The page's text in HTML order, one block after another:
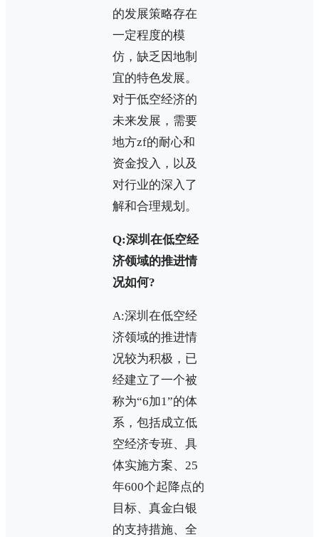
的发展策略存在
一定程度的模
仿，缺乏因地制
宜的特色发展。
对于低空经济的
未来发展，需要
地方zf的耐心和
资金投入，以及
对行业的深入了
解和合理规划。
Q:深圳在低空经
济领域的推进情
况如何?
A:深圳在低空经
济领域的推进情
况较为积极，已
经建立了一个被
称为“6加1”的体
系，包括成立低
空经济专班、具
体实施方案、25
年600个起降点的
目标、真金白银
的支持措施、全